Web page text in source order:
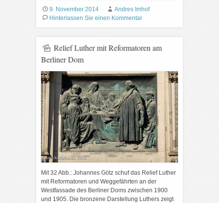
9. November 2014
Andres Imhof
Hinterlassen Sie einen Kommentar
Relief Luther mit Reformatoren am
Berliner Dom
Mit 32 Abb.: Johannes Götz schuf das Relief Luther
mit Reformatoren und Weggefährten an der
Westfassade des Berliner Doms zwischen 1900
und 1905. Die bronzene Darstellung Luthers zeigt